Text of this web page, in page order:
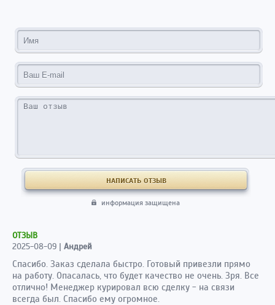
информация защищена
ОТЗЫВ
2025-08-09 | Андрей
Спасибо. Заказ сделала быстро. Готовый привезли прямо
на работу. Опасалась, что будет качество не очень. Зря. Все
отлично! Менеджер курировал всю сделку - на связи
всегда был. Спасибо ему огромное.